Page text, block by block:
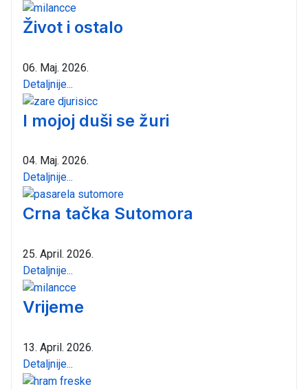
Život i ostalo
06. Maj. 2026.
Detaljnije...
I mojoj duši se žuri
04. Maj. 2026.
Detaljnije...
Crna tačka Sutomora
25. April. 2026.
Detaljnije...
Vrijeme
13. April. 2026.
Detaljnije...